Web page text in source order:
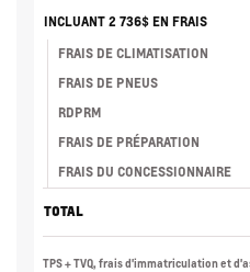
INCLUANT 2 736$ EN FRAIS
FRAIS DE CLIMATISATION
FRAIS DE PNEUS
RDPRM
FRAIS DE PRÉPARATION
FRAIS DU CONCESSIONNAIRE
TOTAL
TPS + TVQ, frais d'immatriculation et